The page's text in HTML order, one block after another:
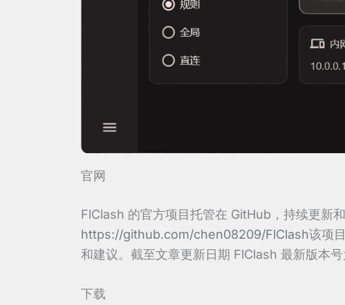
官网
FlClash 的官方项目托管在 GitHub，持续更新
https://github.com/chen08209/FlClash该项
和建议。截至文章更新日期 FlClash 最新版本号
下载